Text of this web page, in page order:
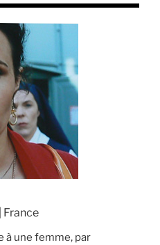
France
à une femme, par